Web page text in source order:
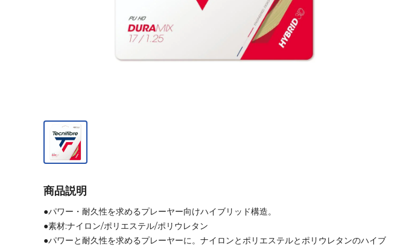
商品説明
●パワー・耐久性を求めるプレーヤー向けハイブリッド構造。
●素材:ナイロン/ポリエステル/ポリウレタン
●パワーと耐久性を求めるプレーヤーに。ナイロンとポリエステルとポリウレタンのハイブ